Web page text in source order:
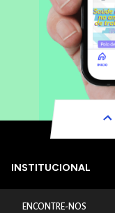
INSTITUCIONAL
ENCONTRE-NOS